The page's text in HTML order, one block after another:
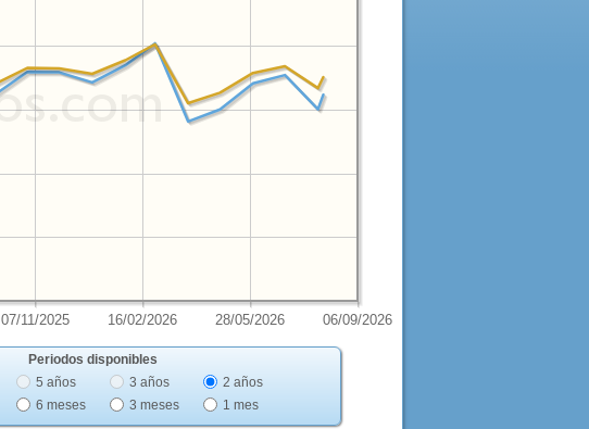
07/11/2025 16/02/2026 28/05/2026 06/09/2026
Periodos disponibles
5 años 3 años
2 años
6 meses 3 meses 1 mes